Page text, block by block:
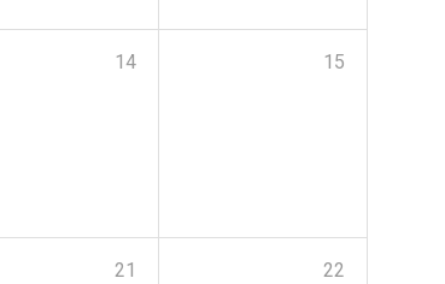
14 15
21 22